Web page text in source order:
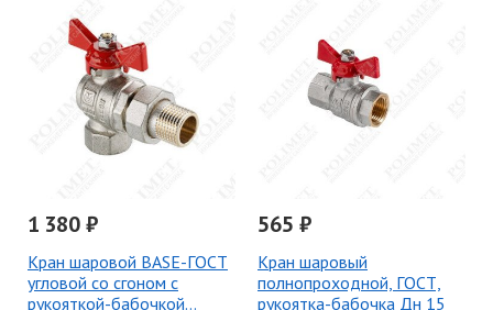
1 380 ₽
Кран шаровой BASE-ГОСТ
угловой со сгоном с
рукояткой-бабочкой…
565 ₽
Кран шаровый
полнопроходной, ГОСТ,
рукоятка-бабочка Дн 15